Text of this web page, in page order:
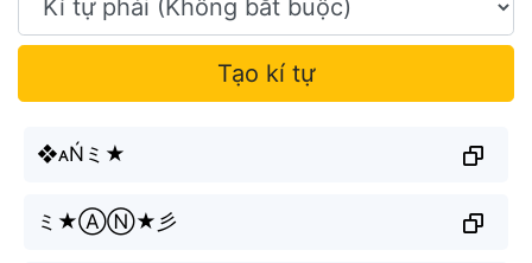
Tạo kí tự
❖ᴀŃミ★
ミ★ⒶⓃ★彡